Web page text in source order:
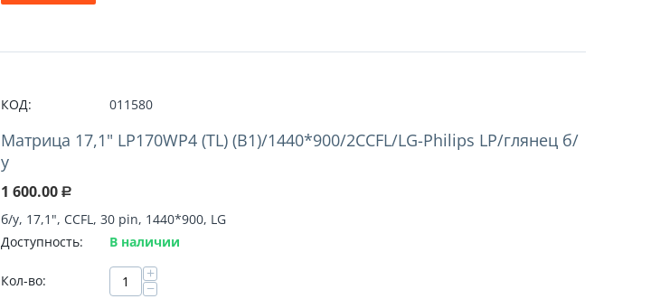
КОД: 011580
Матрица 17,1" LP170WP4 (TL) (B1)/1440*900/2CCFL/LG-Philips LP/глянец б/
у
1 600.00 Р
б/у, 17,1", CCFL, 30 pin, 1440*900, LG
Доступность:
В наличии
Кол-во: +
−